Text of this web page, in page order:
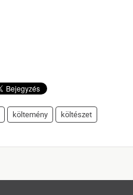
költemény költészet